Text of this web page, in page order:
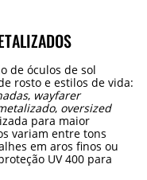
de óculos de sol
rosto e estilos de vida:
, wayfarer
, oversized
para maior
variam entre tons
em aros finos ou
UV 400 para